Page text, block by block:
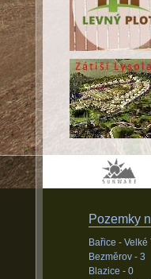
Pozemky
Bařice - Velké
Bezměrov - 3
Blazice - 0